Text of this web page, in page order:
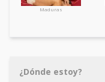
Maduras
¿Dónde estoy?